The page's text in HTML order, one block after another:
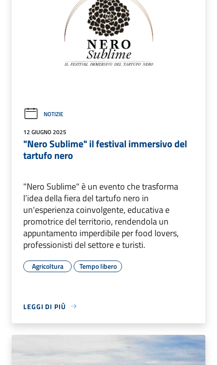
NOTIZIE
12 GIUGNO 2025
"Nero Sublime" il festival immersivo del
tartufo nero
"Nero Sublime" è un evento che trasforma
l’idea della fiera del tartufo nero in
un'esperienza coinvolgente, educativa e
promotrice del territorio, rendendola un
appuntamento imperdibile per food lovers,
professionisti del settore e turisti.
Agricoltura Tempo libero
LEGGI DI PIÙ